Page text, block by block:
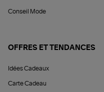
Conseil Mode
OFFRES ET TENDANCES
Idées Cadeaux
Carte Cadeau